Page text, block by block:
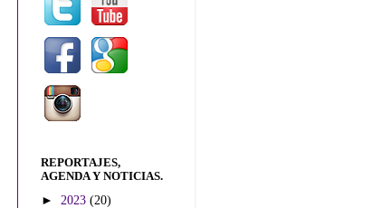
REPORTAJES,
AGENDA Y NOTICIAS.
► 2023 (20)